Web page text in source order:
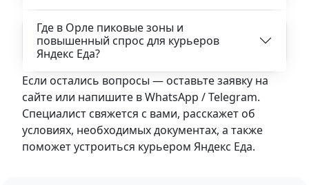
Где в Орле пиковые зоны и
повышенный спрос для курьеров
Яндекс Еда?
Если остались вопросы — оставьте заявку на
сайте или напишите в WhatsApp / Telegram.
Специалист свяжется с вами, расскажет об
условиях, необходимых документах, а также
поможет устроиться курьером Яндекс Еда.